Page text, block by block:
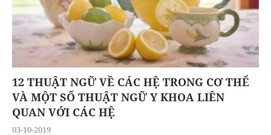
12 THUẬT NGỮ VỀ CÁC HỆ TRONG CƠ THỂ
VÀ MỘT SỐ THUẬT NGỮ Y KHOA LIÊN
QUAN VỚI CÁC HỆ
03-10-2019